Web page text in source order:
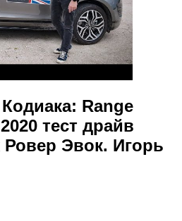
Range
тест драйв
Эвок. Игорь